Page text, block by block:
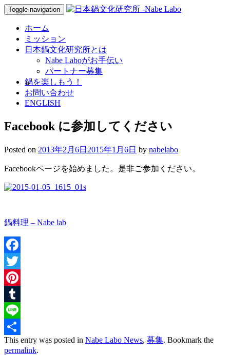
Toggle navigation
ホーム
ミッション
日本鍋文化研究所とは
Nabe Laboがお手伝い
パートナー募集
鍋を楽しもう！
お問い合わせ
ENGLISH
Facebook に参加してください
Posted on 2013年2月6日 2015年1月6日 by nabelabo
Facebookページを始めました。是非ご参加ください。
鍋料理 – Nabe lab
Facebook
Twitter
Pinterest
Tumblr
Line
共
This entry was posted in Nabe Labo News, 募集. Bookmark the
permalink.